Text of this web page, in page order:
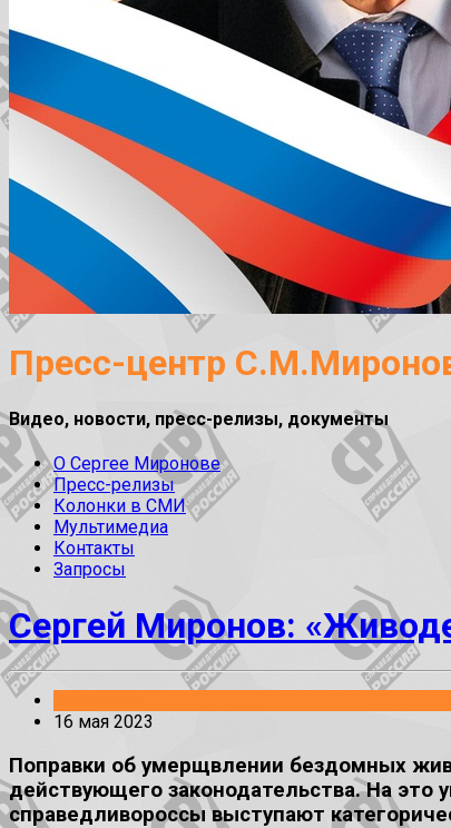
Пресс-центр
Видео, новости, пресс-релизы, документы
О Сергее Миронове
Пресс-релизы
Колонки в СМИ
Мультимедиа
Контакты
Запросы
Сергей Миронов:
16 мая 2023
Поправки об умерщвлении бездомных
действующего законодательства. На это
справедливороссы выступают